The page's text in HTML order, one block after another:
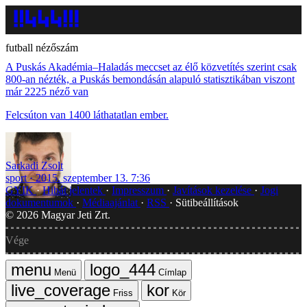
futball nézőszám
A Puskás Akadémia–Haladás meccset az élő közvetítés szerint csak
800-an nézték, a Puskás bemondásán alapuló statisztikában viszont
már 2225 néző van
Felcsúton van 1400 láthatatlan ember.
Sarkadi Zsolt
sport
2015. szeptember 13. 7:36
GYIK Hibát jelentek Impresszum Javítások kezelése
Jogi
dokumentumok
Médiaajánlat RSS
Sütibeállítások
© 2026 Magyar Jeti Zrt.
Vége
Menü
Címlap
Friss
Kör